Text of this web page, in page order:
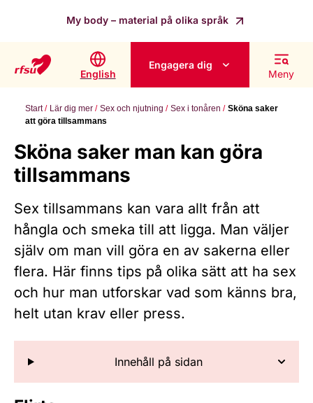
My body – material på olika språk
English
Engagera dig
Meny
Start Lär dig mer Sex och njutning Sex i tonåren
Sköna saker
att göra tillsammans
Sköna saker man kan göra
tillsammans
Sex tillsammans kan vara allt från att
hångla och smeka till att ligga. Man väljer
själv om man vill göra en av sakerna eller
flera. Här finns tips på olika sätt att ha sex
och hur man utforskar vad som känns bra,
helt utan krav eller press.
Innehåll på sidan